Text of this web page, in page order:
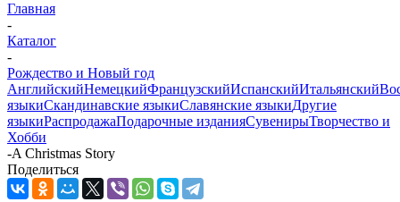
Главная
-
Каталог
-
Рождество и Новый год
АнглийскийНемецкийФранцузскийИспанскийИтальянский
языкиСкандинавские языкиСлавянские языкиДругие
языкиРаспродажаПодарочные изданияСувенирыТворчество и
Хобби
-A Christmas Story
Поделиться